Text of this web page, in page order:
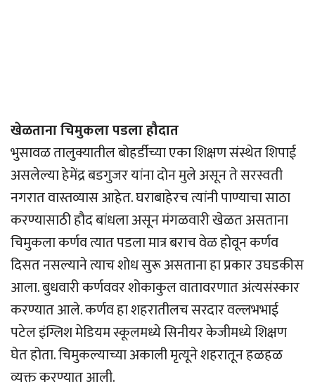
खेळताना चिमुकला पडला हौदात
भुसावळ तालुक्यातील बोहर्डीच्या एका शिक्षण संस्थेत शिपाई
असलेल्या हेमेंद्र बडगुजर यांना दोन मुले असून ते सरस्वती
नगरात वास्तव्यास आहेत. घराबाहेरच त्यांनी पाण्याचा साठा
करण्यासाठी हौद बांधला असून मंगळवारी खेळत असताना
चिमुकला कर्णव त्यात पडला मात्र बराच वेळ होवून कर्णव
दिसत नसल्याने त्याच शोध सुरू असताना हा प्रकार उघडकीस
आला. बुधवारी कर्णववर शोकाकुल वातावरणात अंत्यसंस्कार
करण्यात आले. कर्णव हा शहरातीलच सरदार वल्लभभाई
पटेल इंग्लिश मेडियम स्कूलमध्ये सिनीयर केजीमध्ये शिक्षण
घेत होता. चिमुकल्याच्या अकाली मृत्यूने शहरातून हळहळ
व्यक्त करण्यात आली.